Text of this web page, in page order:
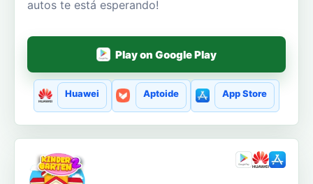
autos te está esperando!
Play on Google Play
Huawei Aptoide App Store